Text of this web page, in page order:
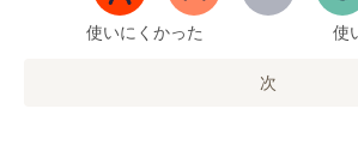
使いにくかった 使
次